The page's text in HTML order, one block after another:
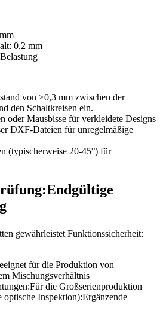
0,2 mm
von ≥0,3 mm zwischen der
den Schaltkreisen ein.
oder Mausbisse für verkleidete Designs
DXF-Dateien für unregelmäßige
(typischerweise 20-45°) für
gewährleistet Funktionssicherheit:
für die Produktion von
Mischungsverhältnis
die Großserienproduktion
Inspektion):Ergänzende